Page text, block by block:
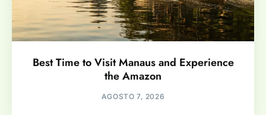
Best Time to Visit Manaus and Experience
the Amazon
AGOSTO 7, 2026